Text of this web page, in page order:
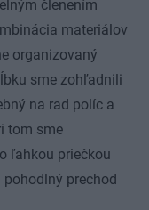
členením
materiálov
organizovaný
sme zohľadnili
na rad políc a
tom sme
ľahkou priečkou
prechod